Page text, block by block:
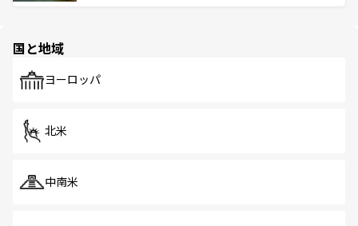
で、ホーカーズは地元の風情を楽しめる外せないスポット
国と地域
ヨーロッパ
北米
中南米